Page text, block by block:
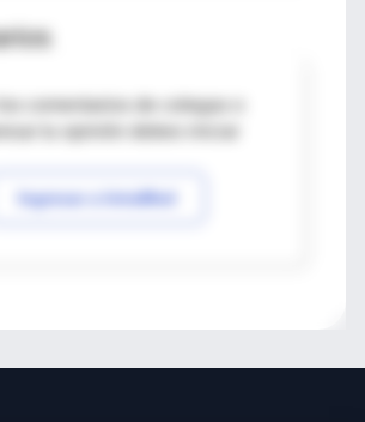
comentarios de colegas o
Ingresar a IntraMed